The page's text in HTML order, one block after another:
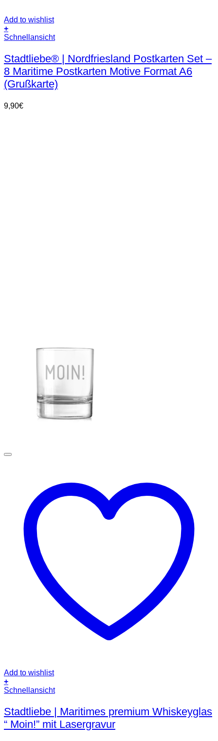
Add to wishlist
+
Schnellansicht
Stadtliebe® | Nordfriesland Postkarten Set –
8 Maritime Postkarten Motive Format A6
(Grußkarte)
9,90€
Add to wishlist
+
Schnellansicht
Stadtliebe | Maritimes premium Whiskeyglas
“ Moin!” mit Lasergravur